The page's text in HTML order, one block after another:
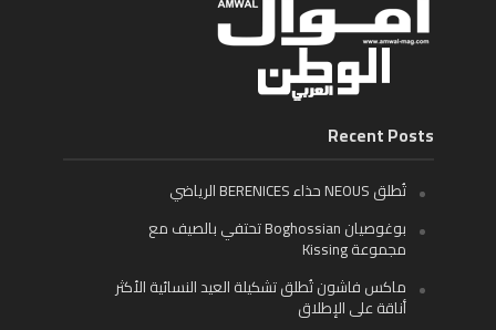
Recent Posts
تُطلق NEOUS حذاء BERENICES الرياضي
بوغوصيان Boghossian تحتفي بالصيف مع
مجموعة Kissing
ماكس فاشون تُطلق تشكيلة العيد النسائية الأكثر
أناقة على الإطلاق